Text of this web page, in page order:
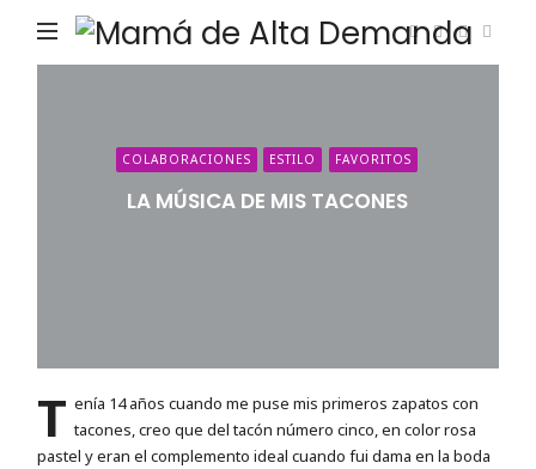
de
COLABORACIONES ESTILO FAVORITOS
LA MÚSICA DE MIS TACONES
T enía 14 años cuando me puse mis primeros zapatos con
tacones, creo que del tacón número cinco, en color rosa
pastel y eran el complemento ideal cuando fui dama en la boda